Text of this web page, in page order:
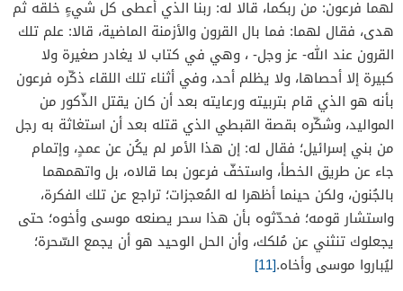
لهما فرعون: من ربكما، قالا له: ربنا الذي أعطى كل شيءٍ خلقه ثم
هدى، فقال لهما: فما بال القرون والأزمنة الماضية، قالا: علم تلك
القرون عند الله- عز وجل- ، وهي في كتاب لا يغادر صغيرة ولا
كبيرة إلا أحصاها، ولا يظلم أحد، وفي أثناء تلك اللقاء ذكّره فرعون
بأنه هو الذي قام بتربيته ورعايته بعد أن كان يقتل الذّكور من
المواليد، وشكّره بقصة القبطي الذي قتله بعد أن استغاثة به رجل
من بني إسرائيل؛ فقال له: إن هذا الأمر لم يكُن عن عمدٍ، وإتمام
جاء عن طريق الخطأ، واستخفّ فرعون بما قالاه، بل واتهمهما
بالجُنون، ولكن حينما أظهرا له المُعجزات؛ تراجع عن تلك الفكرة،
واستشار قومه؛ فحدّثوه بأن هذا سحر يصنعه موسى وأخوه؛ حتى
يجعلوك تنثني عن مُلكك، وأن الحل الوحيد هو أن يجمع السّحرة؛
ليُباروا موسى وأخاه.[11]